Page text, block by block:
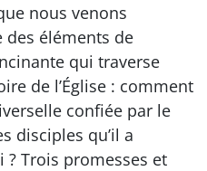
nous venons
des éléments de
qui traverse
de l’Église : comment
confiée par le
disciples qu’il a
Trois promesses et